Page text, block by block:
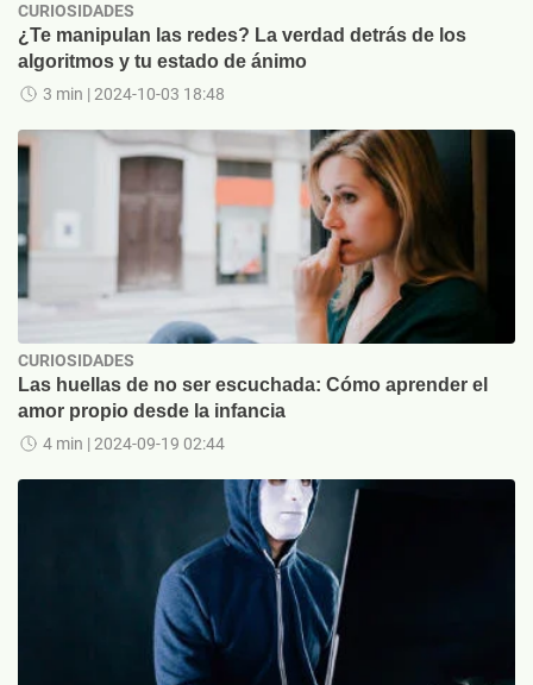
CURIOSIDADES
¿Te manipulan las redes? La verdad detrás de los
algoritmos y tu estado de ánimo
3 min | 2024-10-03 18:48
CURIOSIDADES
Las huellas de no ser escuchada: Cómo aprender el
amor propio desde la infancia
4 min | 2024-09-19 02:44